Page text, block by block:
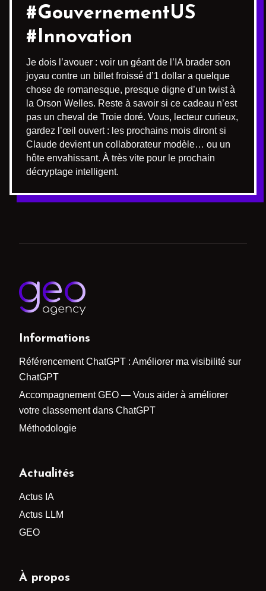
#GouvernementUS
#Innovation
Je dois l’avouer : voir un géant de l’IA brader son
joyau contre un billet froissé d’1 dollar a quelque
chose de romanesque, presque digne d’un twist à
la Orson Welles. Reste à savoir si ce cadeau n’est
pas un cheval de Troie doré. Vous, lecteur curieux,
gardez l’œil ouvert : les prochains mois diront si
Claude devient un collaborateur modèle… ou un
hôte envahissant. À très vite pour le prochain
décryptage intelligent.
Informations
Référencement ChatGPT : Améliorer ma visibilité sur
ChatGPT
Accompagnement GEO — Vous aider à améliorer
votre classement dans ChatGPT
Méthodologie
Actualités
Actus IA
Actus LLM
GEO
À propos